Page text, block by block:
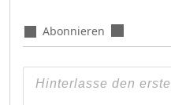
Abonnieren